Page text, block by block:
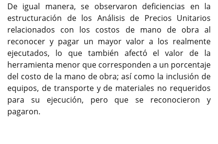
De igual manera, se observaron deficiencias en la
estructuración de los Análisis de Precios Unitarios
relacionados con los costos de mano de obra al
reconocer y pagar un mayor valor a los realmente
ejecutados, lo que también afectó el valor de la
herramienta menor que corresponden a un porcentaje
del costo de la mano de obra; así como la inclusión de
equipos, de transporte y de materiales no requeridos
para su ejecución, pero que se reconocieron y
pagaron.